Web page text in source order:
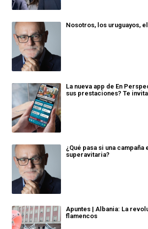
Nosotros, los uruguayos,
La nueva app de En
sus prestaciones? Te
¿Qué pasa si una
superavitaria?
Apuntes | Albania: La
flamencos